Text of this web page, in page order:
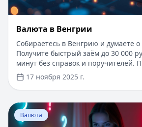
Валюта в Венгрии
Собираетесь в Венгрию и думаете о
Получите быстрый заём до 30 000
минут без справок и поручителей.
0% для новых клиентов, одобрение в
пока ваша заявка рассматривается,
венгерском форинте: актуальный
обменять валюту, особенности
банковских карт и полезные
Венгрии.
17 ноября 2025 г.
Перейти к статье: Почему на
Валюта